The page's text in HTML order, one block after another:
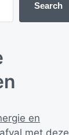
Search
en
met deze